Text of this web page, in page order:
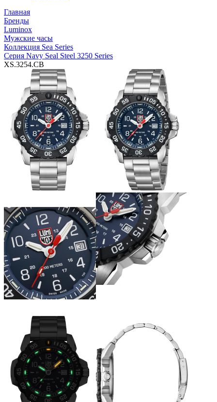
Главная
Бренды
Luminox
Мужские часы
Коллекция Sea Series
Серия Navy Seal Steel 3250 Series
XS.3254.CB